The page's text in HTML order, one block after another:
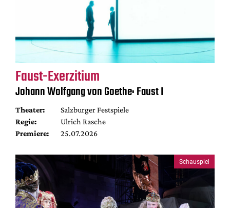
Faust-Exerzitium
Johann Wolfgang von Goethe: Faust I
Theater:
Salzburger Festspiele
Regie:
Ulrich Rasche
Premiere:
25.07.2026
Schauspiel